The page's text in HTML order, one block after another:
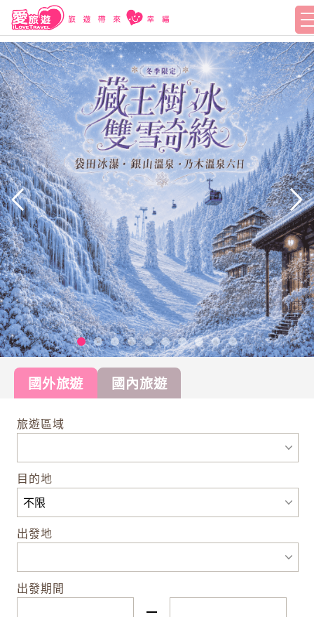
國外旅遊 國內旅遊
旅遊區域
目的地
出發地
出發期間